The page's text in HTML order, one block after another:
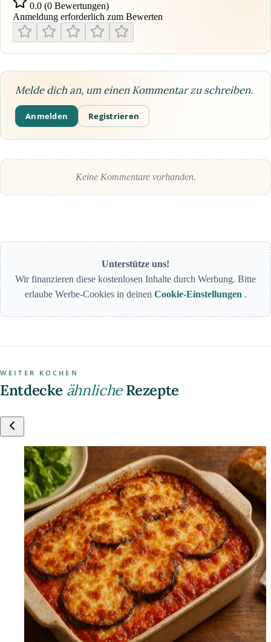
0.0 (0 Bewertungen)
Anmeldung erforderlich zum Bewerten
Melde dich an, um einen Kommentar zu schreiben.
Anmelden Registrieren
Keine Kommentare vorhanden.
Unterstütze uns!
Wir finanzieren diese kostenlosen Inhalte durch Werbung. Bitte
erlaube Werbe-Cookies in deinen Cookie-Einstellungen .
WEITER KOCHEN
Entdecke ähnlicheRezepte